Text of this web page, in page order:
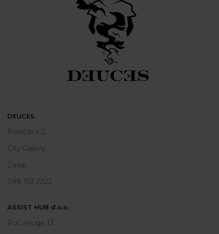
DEUCES
Polačišće 2
City Gallery
Zadar
098 163 2222
ASSIST HUB d.o.o.
Put vrljuge 13